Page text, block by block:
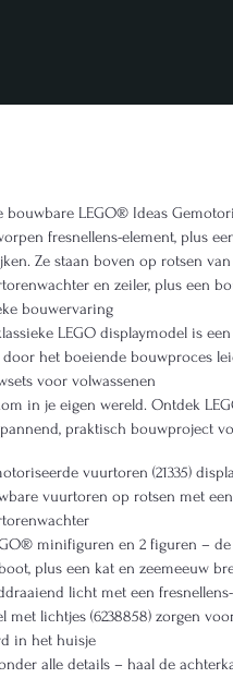
bouwbare LEGO® Ideas
fresnellens-element, plus
Ze staan boven op rotsen
en zeiler, plus een
bouwervaring
LEGO displaymodel is
door het boeiende bouwproces
voor volwassenen
in je eigen wereld. Ontdek
praktisch bouwproject
vuurtoren (21335)
vuurtoren op rotsen met
minifiguren en 2 figuren –
plus een kat en zeemeeuw
licht met een
met lichtjes (6238858) zorgen
in het huisje
alle details – haal de